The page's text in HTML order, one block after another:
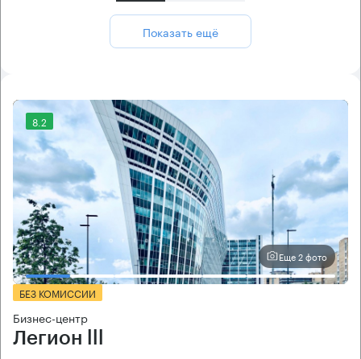
Показать ещё
8.2
Еще 2 фото
БЕЗ КОМИССИИ
Бизнес-центр
Легион lll